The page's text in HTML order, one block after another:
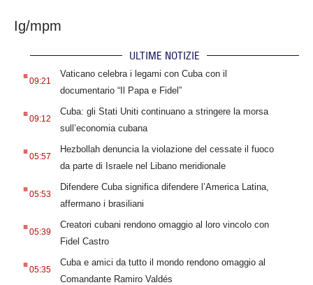
Ig/mpm
ULTIME NOTIZIE
.09:21
Vaticano celebra i legami con Cuba con il
documentario “Il Papa e Fidel”
.09:12
Cuba: gli Stati Uniti continuano a stringere la morsa
sull’economia cubana
.05:57
Hezbollah denuncia la violazione del cessate il fuoco
da parte di Israele nel Libano meridionale
.05:53
Difendere Cuba significa difendere l’America Latina,
affermano i brasiliani
.05:39
Creatori cubani rendono omaggio al loro vincolo con
Fidel Castro
.05:35
Cuba e amici da tutto il mondo rendono omaggio al
Comandante Ramiro Valdés